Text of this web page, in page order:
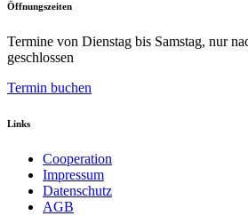
Öffnungszeiten
Termine von Dienstag bis Samstag, nur
geschlossen
Termin buchen
Links
Cooperation
Impressum
Datenschutz
AGB